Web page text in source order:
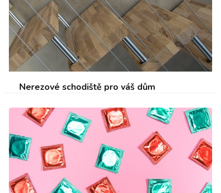
Nerezové schodiště pro váš dům